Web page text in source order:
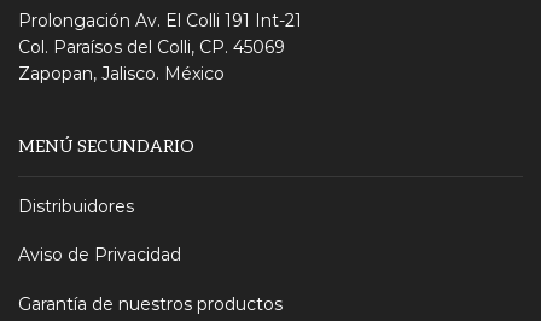
Prolongación Av. El Colli 191 Int-21
Col. Paraísos del Colli, CP. 45069
Zapopan, Jalisco. México
MENÚ SECUNDARIO
Distribuidores
Aviso de Privacidad
Garantía de nuestros productos